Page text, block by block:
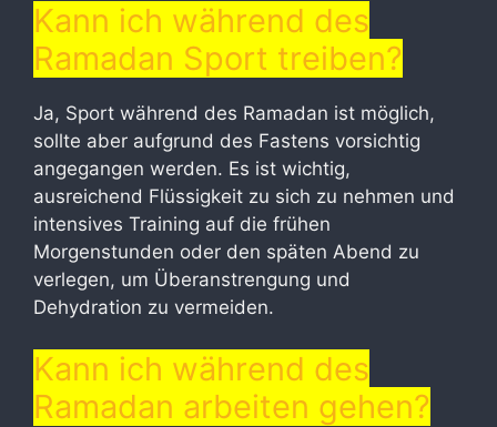
Kann ich während des
Ramadan Sport treiben?
Ja, Sport während des Ramadan ist möglich,
sollte aber aufgrund des Fastens vorsichtig
angegangen werden. Es ist wichtig,
ausreichend Flüssigkeit zu sich zu nehmen und
intensives Training auf die frühen
Morgenstunden oder den späten Abend zu
verlegen, um Überanstrengung und
Dehydration zu vermeiden.
Kann ich während des
Ramadan arbeiten gehen?